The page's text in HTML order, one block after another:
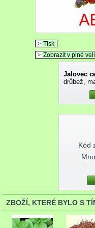
Tisk
Zobrazit v plné
Jalovec
drůbež,
Kód
ZBOŽÍ, KTERÉ BYLO S